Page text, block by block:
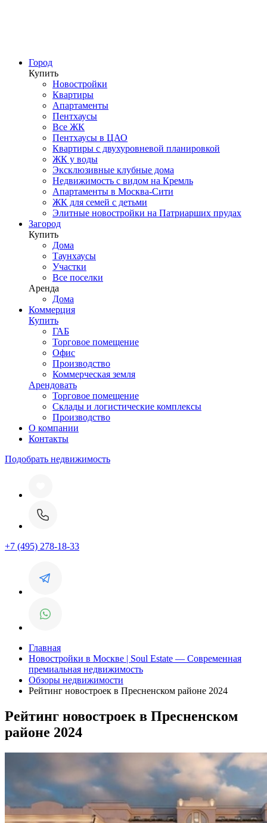
Город
Купить
Новостройки
Квартиры
Апартаменты
Пентхаусы
Все ЖК
Пентхаусы в ЦАО
Квартиры с двухуровневой планировкой
ЖК у воды
Эксклюзивные клубные дома
Недвижимость с видом на Кремль
Апартаменты в Москва-Сити
ЖК для семей с детьми
Элитные новостройки на Патриарших прудах
Загород
Купить
Дома
Таунхаусы
Участки
Все поселки
Аренда
Дома
Коммерция
Купить
ГАБ
Торговое помещение
Офис
Производство
Коммерческая земля
Арендовать
Торговое помещение
Склады и логистические комплексы
Производство
О компании
Контакты
Подобрать недвижимость
+7 (495) 278-18-33
Главная
Новостройки в Москве | Soul Estate — Современная
премиальная недвижимость
Обзоры недвижимости
Рейтинг новостроек в Пресненском районе 2024
Рейтинг новостроек в Пресненском
районе 2024